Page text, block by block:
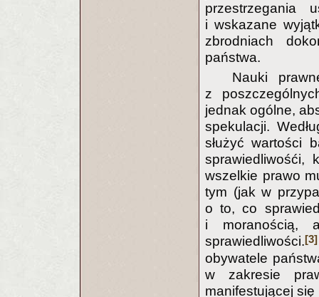
przestrzegania
i wskazane
zbrodniach
państwa.
Nauki
z
jednak ogólne,
spekulacji.
służyć wartości
sprawiedliwośći,
wszelkie prawo
tym (jak w
o to, co
i moranością,
sprawiedliwości.[3]
obywatele
w zakresie
manifestującej